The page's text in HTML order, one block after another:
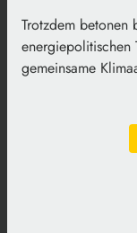
Trotzdem betonen
energiepolitischen
gemeinsame